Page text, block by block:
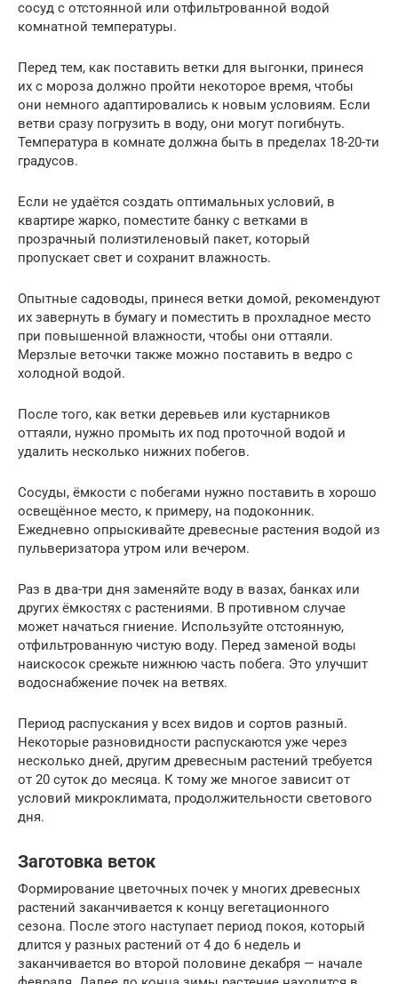
сосуд с отстоянной или отфильтрованной водой
комнатной температуры.
Перед тем, как поставить ветки для выгонки, принеся
их с мороза должно пройти некоторое время, чтобы
они немного адаптировались к новым условиям. Если
ветви сразу погрузить в воду, они могут погибнуть.
Температура в комнате должна быть в пределах 18-20-ти
градусов.
Если не удаётся создать оптимальных условий, в
квартире жарко, поместите банку с ветками в
прозрачный полиэтиленовый пакет, который
пропускает свет и сохранит влажность.
Опытные садоводы, принеся ветки домой, рекомендуют
их завернуть в бумагу и поместить в прохладное место
при повышенной влажности, чтобы они оттаяли.
Мерзлые веточки также можно поставить в ведро с
холодной водой.
После того, как ветки деревьев или кустарников
оттаяли, нужно промыть их под проточной водой и
удалить несколько нижних побегов.
Сосуды, ёмкости с побегами нужно поставить в хорошо
освещённое место, к примеру, на подоконник.
Ежедневно опрыскивайте древесные растения водой из
пульверизатора утром или вечером.
Раз в два-три дня заменяйте воду в вазах, банках или
других ёмкостях с растениями. В противном случае
может начаться гниение. Используйте отстоянную,
отфильтрованную чистую воду. Перед заменой воды
наискосок срежьте нижнюю часть побега. Это улучшит
водоснабжение почек на ветвях.
Период распускания у всех видов и сортов разный.
Некоторые разновидности распускаются уже через
несколько дней, другим древесным растений требуется
от 20 суток до месяца. К тому же многое зависит от
условий микроклимата, продолжительности светового
дня.
Заготовка веток
Формирование цветочных почек у многих древесных
растений заканчивается к концу вегетационного
сезона. После этого наступает период покоя, который
длится у разных растений от 4 до 6 недель и
заканчивается во второй половине декабря — начале